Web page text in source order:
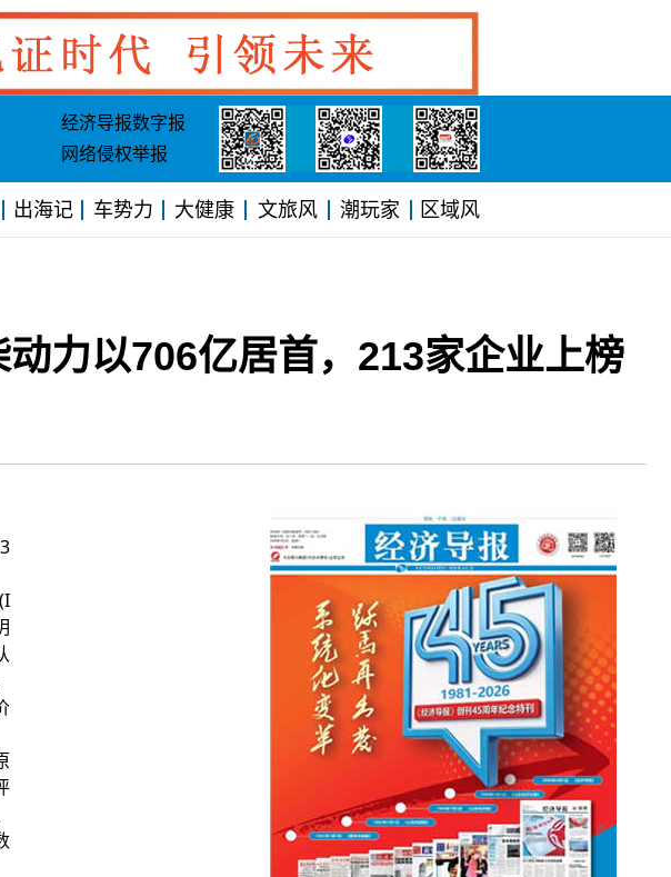
经济导报数字报
网络侵权举报
出海记 车势力 大健康 文旅风 潮玩家 区域风
力以706亿居首，213家企业上榜